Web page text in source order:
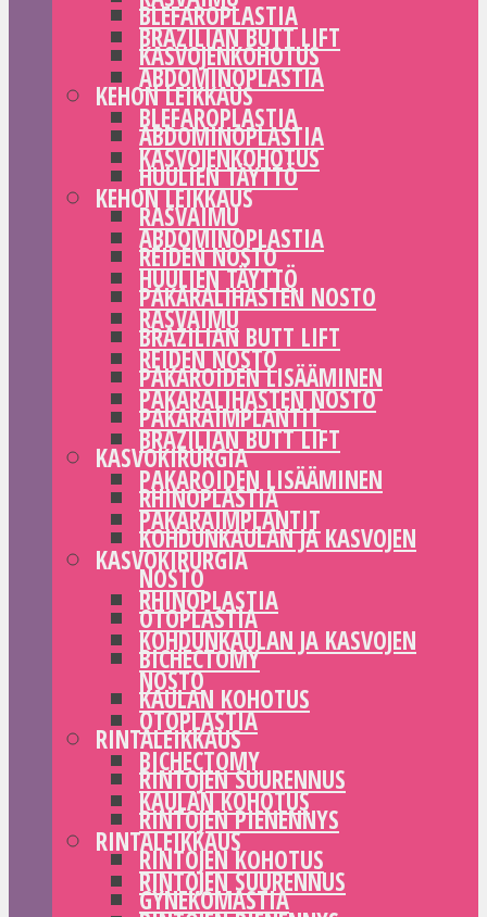
BLEFAROPLASTIA
KASVOJENKOHOTUS
KEHON LEIKKAUS
ABDOMINOPLASTIA
HUULIEN TÄYTTÖ
RASVAIMU
REIDEN NOSTO
PAKARALIHASTEN NOSTO
BRAZILIAN BUTT LIFT
PAKAROIDEN LISÄÄMINEN
PAKARAIMPLANTIT
KASVOKIRURGIA
RHINOPLASTIA
KOHDUNKAULAN JA KASVOJEN
NOSTO
OTOPLASTIA
BICHECTOMY
KAULAN KOHOTUS
RINTALEIKKAUS
RINTOJEN SUURENNUS
RINTOJEN PIENENNYS
RINTOJEN KOHOTUS
GYNEKOMASTIA
BRAZILIAN BUTT LIFT
ABDOMINOPLASTIA
BLEFAROPLASTIA
KASVOJENKOHOTUS
KEHON LEIKKAUS
ABDOMINOPLASTIA
HUULIEN TÄYTTÖ
RASVAIMU
REIDEN NOSTO
PAKARALIHASTEN NOSTO
BRAZILIAN BUTT LIFT
PAKAROIDEN LISÄÄMINEN
PAKARAIMPLANTIT
KASVOKIRURGIA
RHINOPLASTIA
KOHDUNKAULAN JA KASVOJEN
NOSTO
OTOPLASTIA
BICHECTOMY
KAULAN KOHOTUS
RINTALEIKKAUS
RINTOJEN SUURENNUS